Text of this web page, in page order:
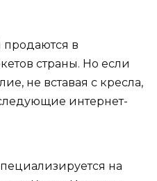
продаются в
страны. Но если
не вставая с кресла,
интернет-
на